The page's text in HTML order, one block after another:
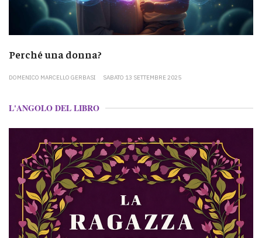
Perché una donna?
DOMENICO MARCELLO GERBASI SABATO 13 SETTEMBRE 2025
L'ANGOLO DEL LIBRO